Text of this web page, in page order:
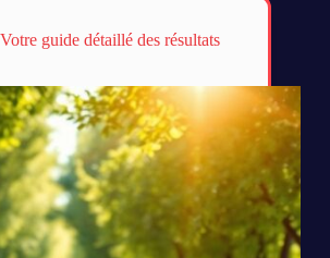
guide détaillé des résultats